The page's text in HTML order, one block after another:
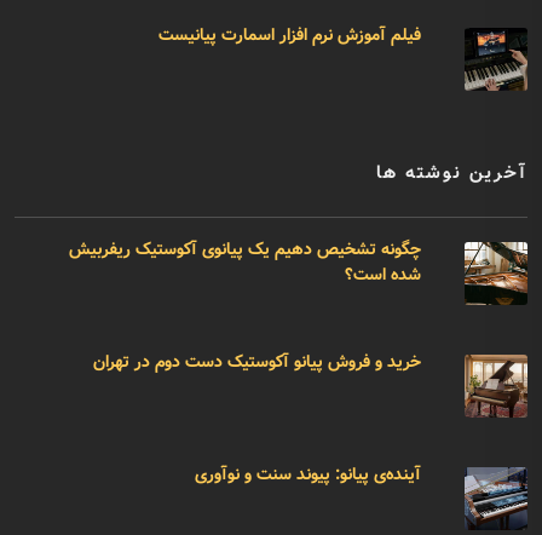
فیلم آموزش نرم افزار اسمارت پیانیست
آخرین نوشته ها
چگونه تشخیص دهیم یک پیانوی آکوستیک ریفربیش
شده است؟
خرید و فروش پیانو آکوستیک دست دوم در تهران
آینده‌ی پیانو: پیوند سنت و نوآوری